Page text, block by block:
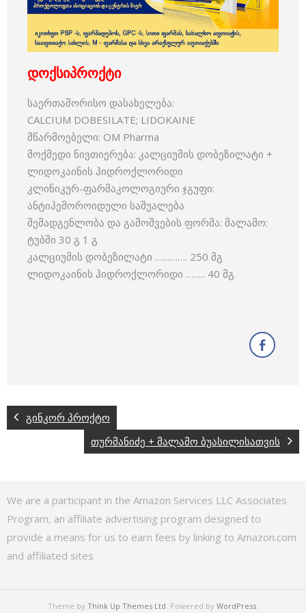
დოქსიპროქტი
საერთაშორისო დასახელება:
CALCIUM DOBESILATE; LIDOKAINE
მწარმოებელი: OM Pharma
მოქმედი ნივთიერება: კალციუმის დობეზილატი +
ლიდოკაინის ჰიდროქლორიდი
კლინიკურ-ფარმაკოლოგიური ჯგუფი:
ანტიჰემოროიდული საშუალება
შემადგენლობა და გამოშვების ფორმა: მალამო:
ტუბში 30 გ 1 გ
კალციუმის დობეზილატი …………. 250 მგ
ლიდოკაინის ჰიდროქლორიდი …….. 40 მგ
გინკორ პროქტო
თურმანიძე + მალამო ბუასილისათვის
We are a participant in the Amazon Services LLC Associates
Program, an affiliate advertising program designed to
provide a means for us to earn fees by linking to Amazon.com
and affiliated sites
Theme by Think Up Themes Ltd. Powered by WordPress.